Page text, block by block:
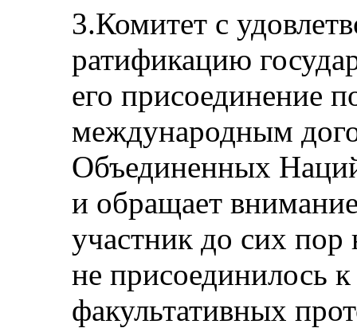
3.Комитет с
ратификацию
его присоединение
международным
Объединенных
и обращает
участник до сих
не присоединилось
факультативных